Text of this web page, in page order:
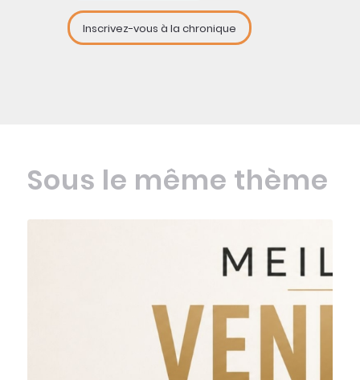
Inscrivez-vous à la chronique
Sous le même thème